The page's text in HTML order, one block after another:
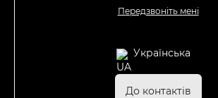
Передзвоніть мені
Українська
До контактів